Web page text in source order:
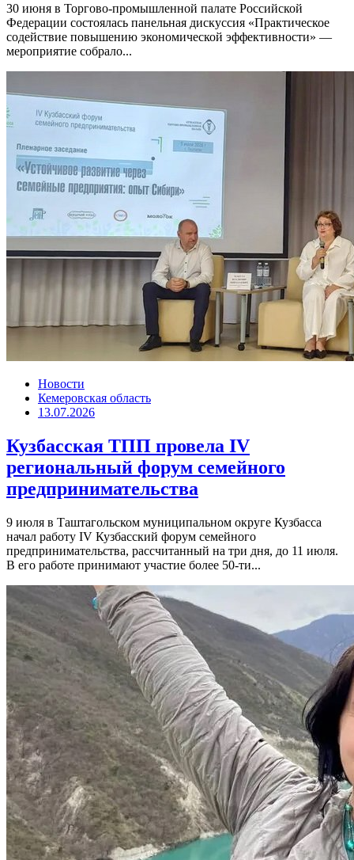
30 июня в Торгово-промышленной палате Российской
Федерации состоялась панельная дискуссия «Практическое
содействие повышению экономической эффективности» —
мероприятие собрало...
Новости
Кемеровская область
13.07.2026
Кузбасская ТПП провела IV
региональный форум семейного
предпринимательства
9 июля в Таштагольском муниципальном округе Кузбасса
начал работу IV Кузбасский форум семейного
предпринимательства, рассчитанный на три дня, до 11 июля.
В его работе принимают участие более 50-ти...